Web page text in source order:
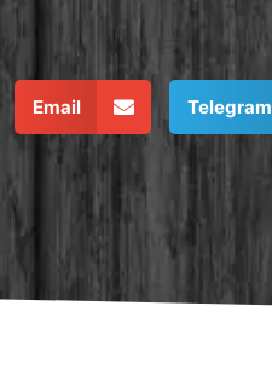
Telegram
Email